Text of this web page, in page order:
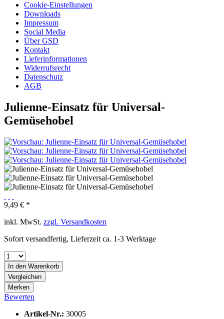
Cookie-Einstellungen
Downloads
Impressum
Social Media
Über GSD
Kontakt
Lieferinformationen
Widerrufsrecht
Datenschutz
AGB
Julienne-Einsatz für Universal-
Gemüsehobel
9,49 € *
inkl. MwSt. zzgl. Versandkosten
Sofort versandfertig, Lieferzeit ca. 1-3 Werktage
In den Warenkorb
Vergleichen
Merken
Bewerten
Artikel-Nr.: 30005